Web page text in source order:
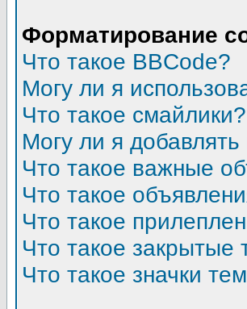
Форматирование
Что такое BBCode?
Могу ли я
Что такое смайлики?
Могу ли я
Что такое важные
Что такое
Что такое
Что такое закрытые
Что такое значки